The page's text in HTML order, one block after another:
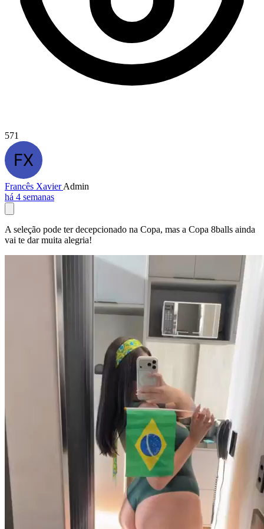
571
Francês XavierAdmin
há 4 semanas
A seleção pode ter decepcionado na Copa, mas a Copa 8balls ainda
vai te dar muita alegria!